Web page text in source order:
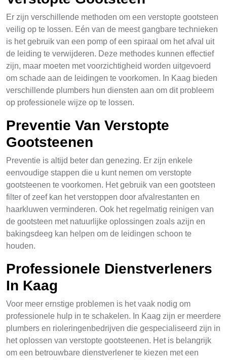
Er zijn verschillende methoden om een verstopte gootsteen
veilig op te lossen. Eén van de meest gangbare technieken
is het gebruik van een pomp of een spiraal om het afval uit
de leiding te verwijderen. Deze methodes kunnen effectief
zijn, maar moeten met voorzichtigheid worden uitgevoerd
om schade aan de leidingen te voorkomen. In Kaag bieden
verschillende plumbers hun diensten aan om dit probleem
op professionele wijze op te lossen.
Preventie Van Verstopte
Gootsteenen
Preventie is altijd beter dan genezing. Er zijn enkele
eenvoudige stappen die u kunt nemen om verstopte
gootsteenen te voorkomen. Het gebruik van een gootsteen
filter of zeef kan het verstoppen door afvalrestanten en
haarkluwen verminderen. Ook het regelmatig reinigen van
de gootsteen met natuurlijke oplossingen zoals azijn en
bakingsdeeg kan helpen om de leidingen schoon te
houden.
Professionele Dienstverleners
In Kaag
Voor meer ernstige problemen is het vaak nodig om
professionele hulp in te schakelen. In Kaag zijn er meerdere
plumbers en rioleringenbedrijven die gespecialiseerd zijn in
het oplossen van verstopte gootsteenen. Het is belangrijk
om een betrouwbare dienstverlener te kiezen met een